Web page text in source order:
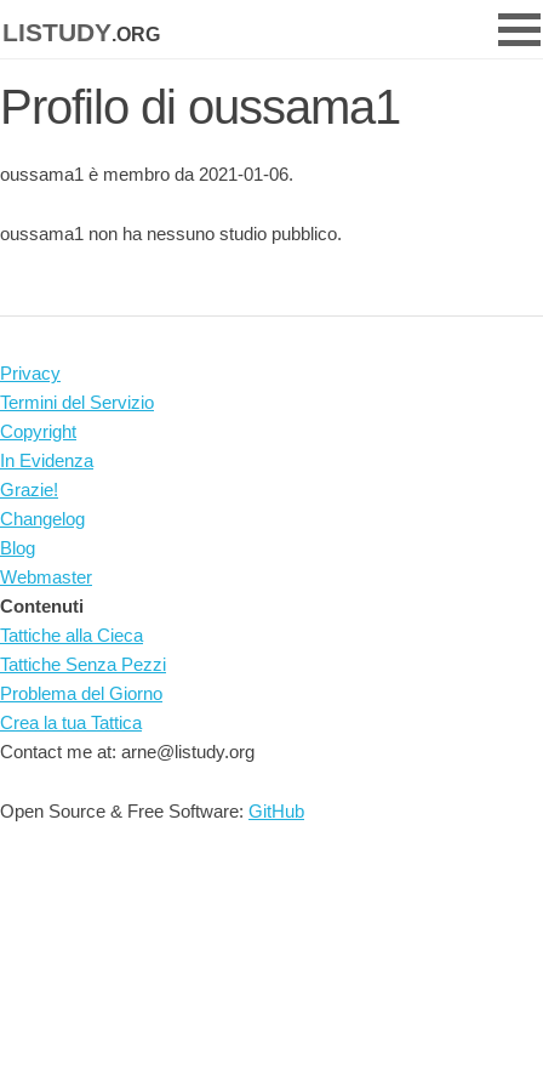
listudy.org
Profilo di oussama1
oussama1 è membro da 2021-01-06.
oussama1 non ha nessuno studio pubblico.
Privacy
Termini del Servizio
Copyright
In Evidenza
Grazie!
Changelog
Blog
Webmaster
Contenuti
Tattiche alla Cieca
Tattiche Senza Pezzi
Problema del Giorno
Crea la tua Tattica
Contact me at: arne@listudy.org
Open Source & Free Software: GitHub